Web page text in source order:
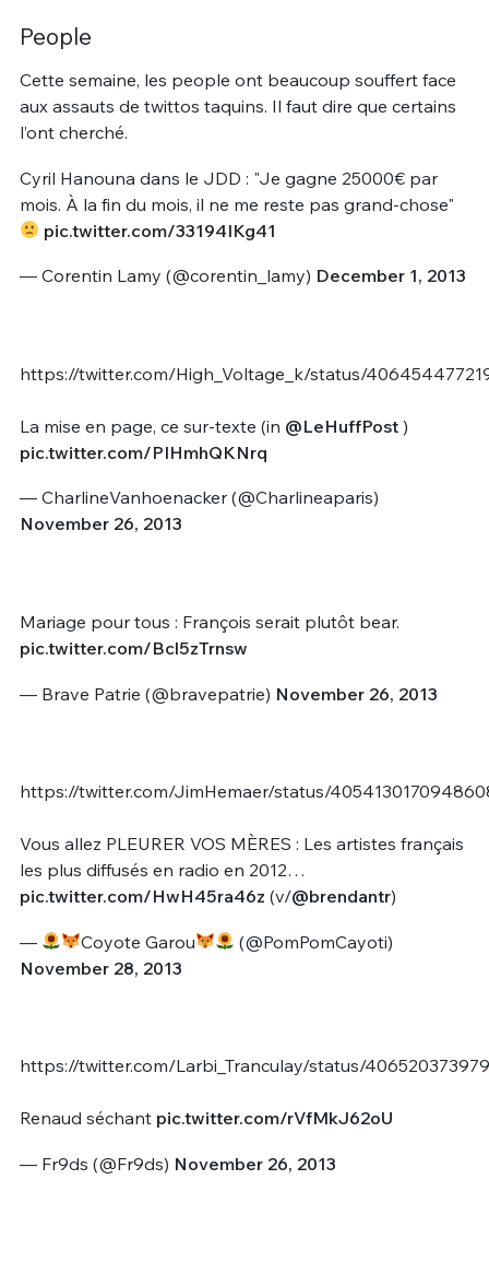
People
Cette semaine, les people ont beaucoup souffert face
aux assauts de twittos taquins. Il faut dire que certains
l’ont cherché.
Cyril Hanouna dans le JDD : "Je gagne 25000€ par
mois. À la fin du mois, il ne me reste pas grand-chose"
pic.twitter.com/33194IKg41
— Corentin Lamy (@corentin_lamy) December 1, 2013
https://twitter.com/High_Voltage_k/status/
La mise en page, ce sur-texte (in @LeHuffPost)
pic.twitter.com/PIHmhQKNrq
— CharlineVanhoenacker (@Charlineaparis)
November 26, 2013
Mariage pour tous : François serait plutôt bear.
pic.twitter.com/Bcl5zTrnsw
— Brave Patrie (@bravepatrie) November 26, 2013
https://twitter.com/JimHemaer/status/
Vous allez PLEURER VOS MÈRES : Les artistes français
les plus diffusés en radio en 2012…
pic.twitter.com/HwH45ra46z (v/@brendantr)
— Coyote Garou
(@PomPomCayoti)
November 28, 2013
https://twitter.com/Larbi_Tranculay/status/
Renaud séchant pic.twitter.com/rVfMkJ62oU
— Fr9ds (@Fr9ds) November 26, 2013